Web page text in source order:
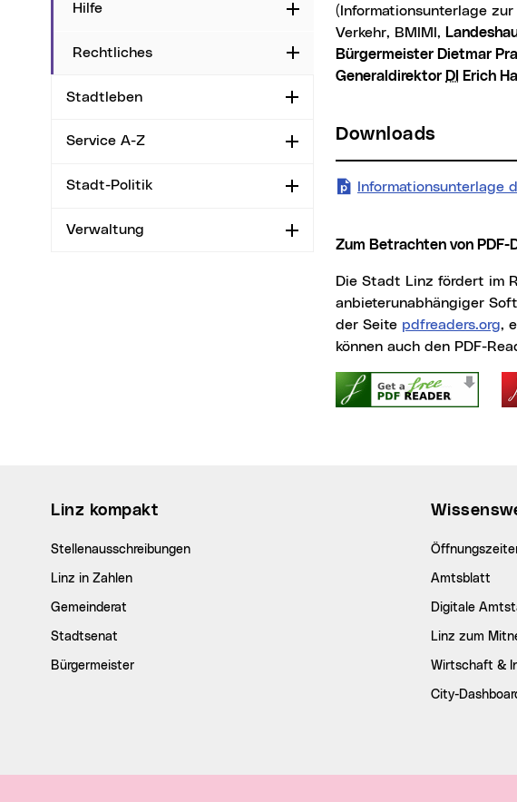
Hilfe Aufklappen
Rechtliches Aufklappen
Stadtleben Aufklappen
Service A-Z Aufklappen
Stadt-Politik Aufklappen
Verwaltung Aufklappen
(Informationsunterlage
Verkehr, BMIMI,
Bürgermeister Dietmar
Generaldirektor DI Erich
Downloads
Informationsunterlage
Zum Betrachten von
Die Stadt Linz fördert im
anbieterunabhängiger
der Seite pdfreaders.org,
können auch den PDF-
Linz kompakt
Stellenausschreibungen
Linz in Zahlen
Gemeinderat
Stadtsenat
Bürgermeister
Amtsblatt
Digitale
Linz zum
Wirtschaft &
City-